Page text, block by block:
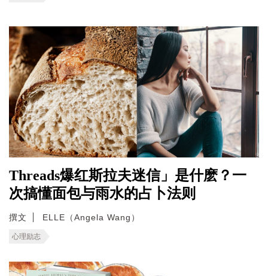
Threads爆红斯拉夫迷信」是什麽？一
次搞懂面包与雨水的占卜法则
撰文 ELLE（Angela Wang）
心理励志